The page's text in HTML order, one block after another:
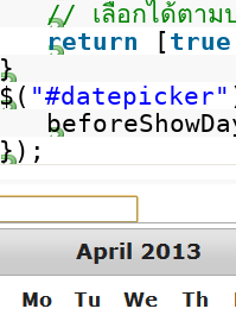
// เลือกได้ตาม
return [true
}
$( "#datepicker"
});